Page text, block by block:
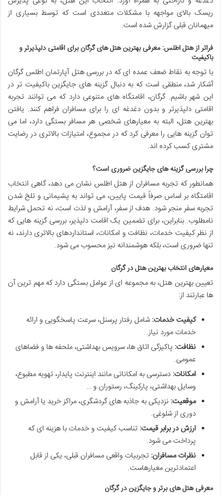
ریسک بالای مواجهه با مشکلات متعددی است که توسط بسیاری از
میهمانان قبلی گزارش شده است.
فراتر از هتل اطلس: معرفی بهترین هتل های گرگان برای اقامتی دلپذیرتر و
باکیفیت
با توجه به نقاط ضعف عمده ای که در بررسی هتل آپارتمان اطلس گرگان
آشکار شد، منطقی است که به دنبال گزینه های جایگزین باکیفیت تر در
این شهر باشیم. گرگان، اقامتگاه های متنوعی دارد که می توانند تجربه
اقامتی دلپذیرتر و بدون دغدغه ای را برای مسافران فراهم کنند. یافتن
بهترین هتل، البته به معیارهای شخصی هر مسافر بستگی دارد، اما می
توان گزینه هایی را معرفی کرد که در مجموع، امتیازات بالاتری در رضایت
مشتری کسب کرده اند.
چرا بررسی گزینه های جایگزین ضروری است؟
همانطور که تجربه مسافران از هتل اطلس نشان می دهد، گاهی انتخاب
اقامتگاه بر اساس صرفاً قیمت پایین، می تواند به پشیمانی و تلخ شدن
تجربه سفر منجر شود. هدف از سفر، آرامش و لذت است، نه تحمل شرایط
نامطلوب. بنابراین، برای تضمین یک اقامت دلپذیر، بررسی گزینه هایی که
از نظر کیفیت خدمات، نظافت و امکانات، استانداردهای بالاتری دارند، نه
تنها ضروری است، بلکه هوشمندانه نیز محسوب می شود.
معیارهای انتخاب بهترین هتل در گرگان
تعیین بهترین هتل، به مجموعه ای از عوامل بستگی دارد که مهم ترین آن
ها عبارتند از:
کیفیت خدمات: شامل رفتار پرسنل، سرعت پاسخگویی و ارائه
خدمات مورد نیاز.
نظافت: پاکیزگی اتاق ها، سرویس بهداشتی، ملحفه ها و فضاهای
عمومی.
امکانات: دسترسی به امکاناتی مانند اینترنت پایدار، تهویه مطبوع،
وسایل بهداشتی، پارکینگ، رستوران و …
موقعیت: نزدیکی به جاذبه های گردشگری، مراکز خرید یا آرامش و
دوری از شلوغی.
ارزش در برابر قیمت: تناسب کیفیت و خدمات با هزینه ای که
پرداخت می شود.
نظرات مسافران: تجربیات واقعی مسافران قبلی، یکی از قابل
اعتمادترین معیارهاست.
معرفی هتل های برتر و جایگزین در گرگان